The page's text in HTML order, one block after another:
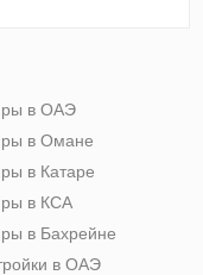
в ОАЭ
в Омане
в Катаре
в КСА
в Бахрейне
в ОАЭ